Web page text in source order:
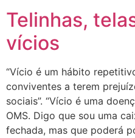
Telinhas,
vícios
“Vício é um hábito
conviventes a terem
sociais”. “Vício é uma
OMS. Digo que sou uma
fechada, mas que poderá